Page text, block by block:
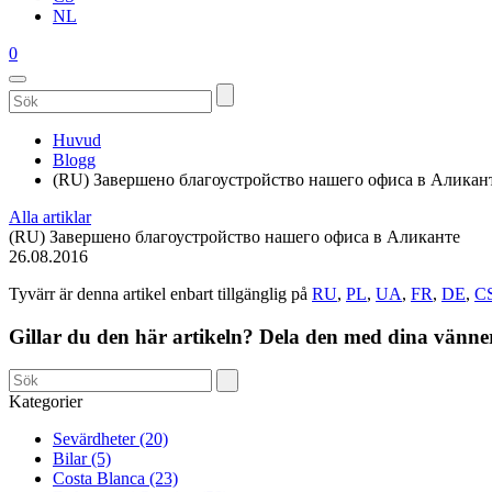
NL
0
Huvud
Blogg
(RU) Завершено благоустройство нашего офиса в
Alla artiklar
(RU) Завершено благоустройство нашего офиса в Аликанте
26.08.2016
Tyvärr är denna artikel enbart tillgänglig på RU, PL, UA, FR, DE,
Gillar du den här artikeln? Dela den med dina
Kategorier
Sevärdheter (20)
Bilar (5)
Costa Blanca (23)